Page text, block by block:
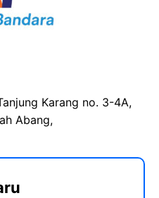
Karang no. 3-4A,
Abang,